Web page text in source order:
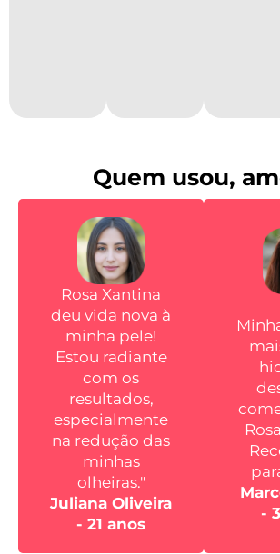
Quem usou,
Rosa Xantina
deu vida nova à
minha pele!
Estou radiante
com os
resultados,
especialmente
na redução das
minhas
olheiras."
Juliana Oliveira
- 21 anos
-